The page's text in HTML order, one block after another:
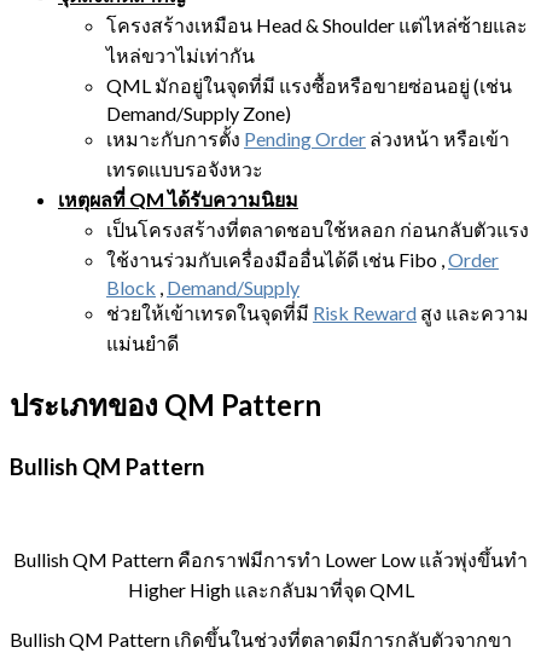
โครงสร้างเหมือน Head & Shoulder แต่ไหล่ซ้ายและ
ไหล่ขวาไม่เท่ากัน
QML มักอยู่ในจุดที่มี แรงซื้อหรือขายซ่อนอยู่ (เช่น
Demand/Supply Zone)
เหมาะกับการตั้ง Pending Order ล่วงหน้า หรือเข้า
เทรดแบบรอจังหวะ
เหตุผลที่ QM ได้รับความนิยม
เป็นโครงสร้างที่ตลาดชอบใช้หลอก ก่อนกลับตัวแรง
ใช้งานร่วมกับเครื่องมืออื่นได้ดี เช่น Fibo , Order
Block Demand/Supply
ช่วยให้เข้าเทรดในจุดที่มี Risk Reward สูง และความ
แม่นยำดี
ประเภทของ QM Pattern
Bullish QM Pattern
Bullish QM Pattern คือกราฟมีการทำ Lower Low แล้วพุ่งขึ้นทำ
Higher High และกลับมาที่จุด QML
Bullish QM Pattern เกิดขึ้นในช่วงที่ตลาดมีการกลับตัวจากขา